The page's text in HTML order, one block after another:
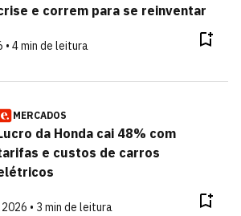
e correm para se reinventar
4 min de leitura
MERCADOS
da Honda cai 48% com
e custos de carros
• 3 min de leitura